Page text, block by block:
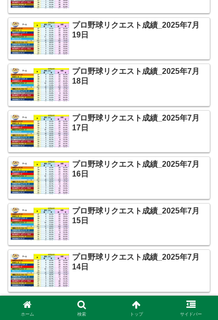
プロ野球リクエスト成績_2025年7月
19日
プロ野球リクエスト成績_2025年7月
18日
プロ野球リクエスト成績_2025年7月
17日
プロ野球リクエスト成績_2025年7月
16日
プロ野球リクエスト成績_2025年7月
15日
プロ野球リクエスト成績_2025年7月
14日
プロ野球リクエスト成績_2025年7月
13日
ホーム 検索 トップ サイドバー